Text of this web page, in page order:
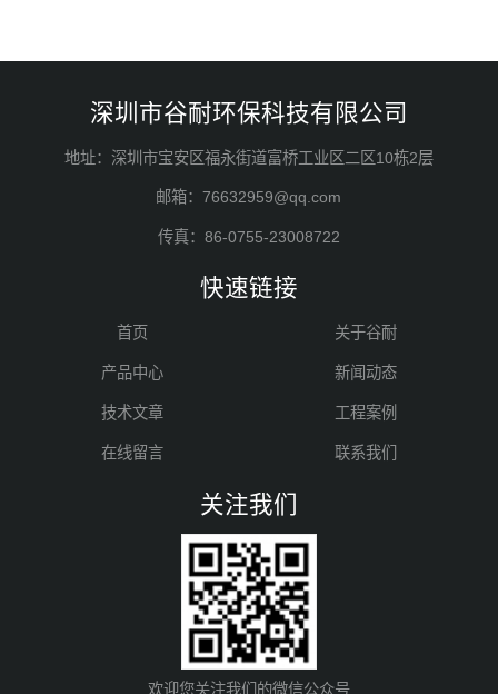
深圳市谷耐环保科技有限公司
地址：深圳市宝安区福永街道富桥工业区二区10栋2层
邮箱：76632959@qq.com
传真：86-0755-23008722
快速链接
首页 关于谷耐
产品中心 新闻动态
技术文章 工程案例
在线留言 联系我们
关注我们
欢迎您关注我们的微信公众号